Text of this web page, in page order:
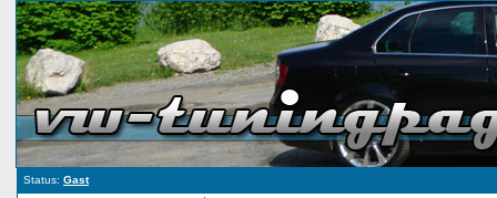
Status: Gast